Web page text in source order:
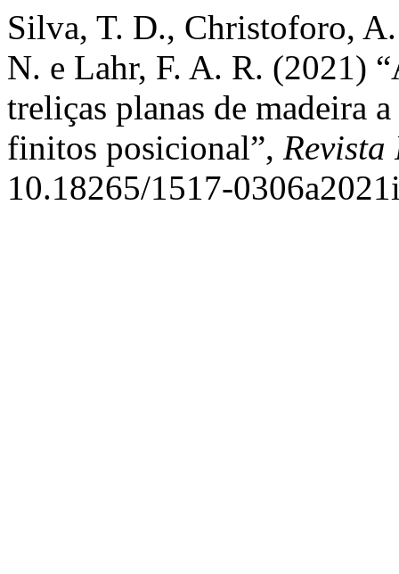
Silva, T. D., Christoforo,
N. e Lahr, F. A. R. (2021)
treliças planas de madeira
finitos posicional”,
10.18265/1517-